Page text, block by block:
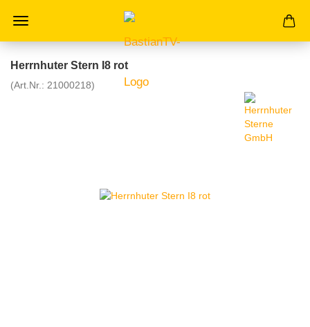
Herrnhuter Stern I8 rot
(Art.Nr.: 21000218)